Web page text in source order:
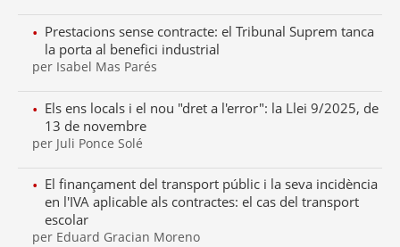
Prestacions sense contracte: el Tribunal Suprem tanca
la porta al benefici industrial
per Isabel Mas Parés
Els ens locals i el nou "dret a l'error": la Llei 9/2025, de
13 de novembre
per Juli Ponce Solé
El finançament del transport públic i la seva incidència
en l'IVA aplicable als contractes: el cas del transport
escolar
per Eduard Gracian Moreno